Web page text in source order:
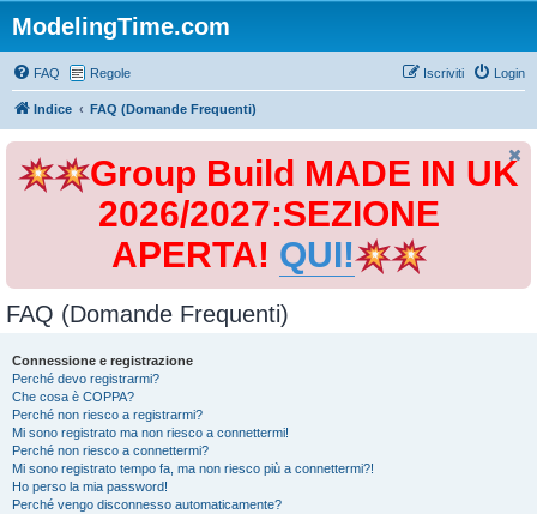
ModelingTime.com
FAQ Regole Login
Iscriviti
Indice FAQ (Domande Frequenti)
Group Build MADE IN UK
2026/2027:SEZIONE
APERTA! QUI!
FAQ (Domande Frequenti)
Connessione e registrazione
Perché devo registrarmi?
Che cosa è COPPA?
Perché non riesco a registrarmi?
Mi sono registrato ma non riesco a connettermi!
Perché non riesco a connettermi?
Mi sono registrato tempo fa, ma non riesco più a connettermi?!
Ho perso la mia password!
Perché vengo disconnesso automaticamente?